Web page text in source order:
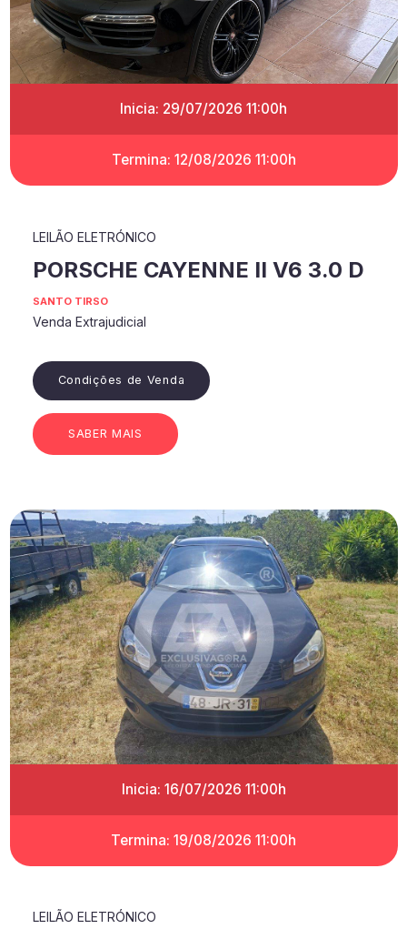
Inicia: 29/07/2026 11:00h
Termina: 12/08/2026 11:00h
LEILÃO ELETRÓNICO
PORSCHE CAYENNE II V6 3.0 D
SANTO TIRSO
Venda Extrajudicial
Condições de Venda
SABER MAIS
Inicia: 16/07/2026 11:00h
Termina: 19/08/2026 11:00h
LEILÃO ELETRÓNICO